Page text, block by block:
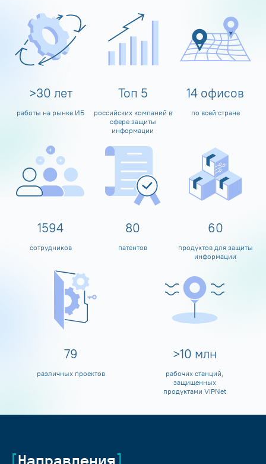
>30 лет
работы на рынке ИБ
Топ 5
российских компаний в
сфере защиты
информации
14 офисов
по всей стране
1600
сотрудников
80
патентов
60
продуктов для защиты
информации
80
различных проектов
>10 млн
рабочих станций,
защищенных
продуктами ViPNet